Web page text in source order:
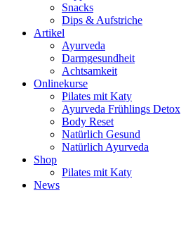
Snacks
Dips & Aufstriche
Artikel
Ayurveda
Darmgesundheit
Achtsamkeit
Onlinekurse
Pilates mit Katy
Ayurveda Frühlings Detox
Body Reset
Natürlich Gesund
Natürlich Ayurveda
Shop
Pilates mit Katy
News